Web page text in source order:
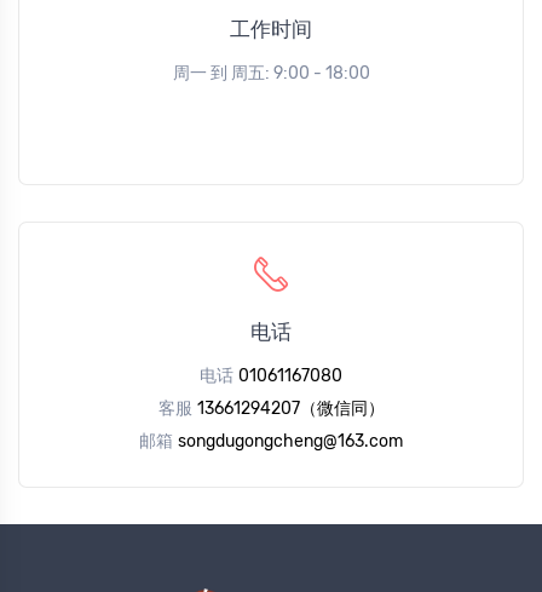
工作时间
周一 到 周五: 9:00 - 18:00
电话
电话 01061167080
客服 13661294207（微信同）
邮箱 songdugongcheng@163.com